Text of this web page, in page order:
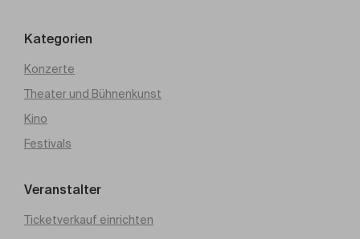
Kategorien
Konzerte
Theater und Bühnenkunst
Kino
Festivals
Veranstalter
Ticketverkauf einrichten